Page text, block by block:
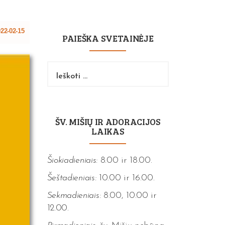
02-15
PAIEŠKA SVETAINĖJE
ŠV. MIŠIŲ IR ADORACIJOS
LAIKAS
Šiokiadieniais: 8.00 ir 18.00.
Šeštadieniais:10.00 ir 16.00.
Sekmadieniais:8.00, 10.00 ir
12.00.